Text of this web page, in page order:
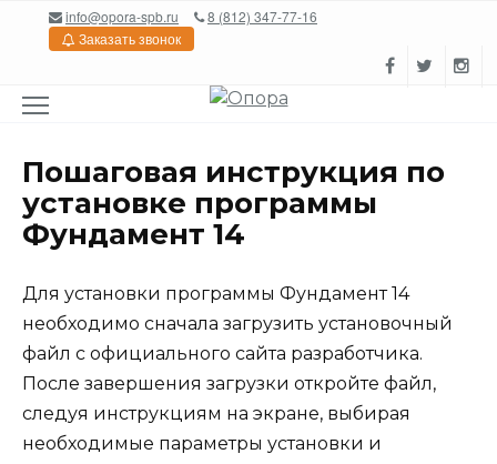
Перейтиinfo@opora-spb.ru
8 (812) 347-77-16
Заказать звонок
Пошаговая инструкция по
установке программы
Фундамент 14
Для установки программы Фундамент 14
необходимо сначала загрузить установочный
файл с официального сайта разработчика.
После завершения загрузки откройте файл,
следуя инструкциям на экране, выбирая
необходимые параметры установки и